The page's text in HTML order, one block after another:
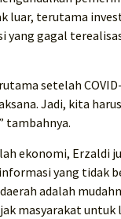
luar, terutama
yang gagal
setelah
Jadi, kita
tambahnya.
ekonomi, Erzaldi
yang tidak
adalah
masyarakat